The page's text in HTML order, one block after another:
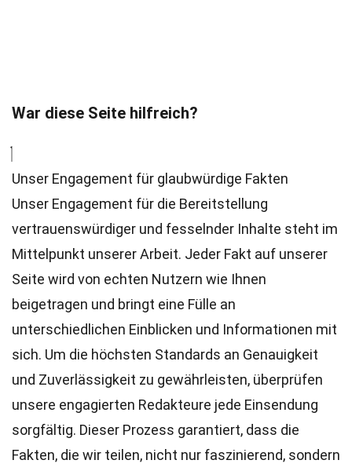
War diese Seite hilfreich?
Unser Engagement für glaubwürdige Fakten
Unser Engagement für die Bereitstellung
vertrauenswürdiger und fesselnder Inhalte steht im
Mittelpunkt unserer Arbeit. Jeder Fakt auf unserer
Seite wird von echten Nutzern wie Ihnen
beigetragen und bringt eine Fülle an
unterschiedlichen Einblicken und Informationen mit
sich. Um die höchsten Standards an Genauigkeit
und Zuverlässigkeit zu gewährleisten, überprüfen
unsere engagierten Redakteure jede Einsendung
sorgfältig. Dieser Prozess garantiert, dass die
Fakten, die wir teilen, nicht nur faszinierend, sondern